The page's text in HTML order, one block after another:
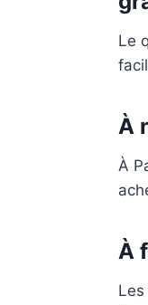
Le
À
À
À